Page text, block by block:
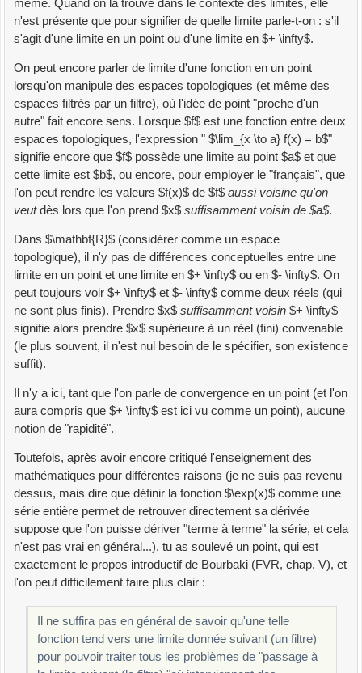
même. Quand on la trouve dans le contexte des limites, elle
n'est présente que pour signifier de quelle limite parle-t-on : s'il
s'agit d'une limite en un point ou d'une limite en $+ \infty$.
On peut encore parler de limite d'une fonction en un point
lorsqu'on manipule des espaces topologiques (et même des
espaces filtrés par un filtre), où l'idée de point "proche d'un
autre" fait encore sens. Lorsque $f$ est une fonction entre deux
espaces topologiques, l'expression " $\lim_{x \to a} f(x) = b$"
signifie encore que $f$ possède une limite au point $a$ et que
cette limite est $b$, ou encore, pour employer le "français", que
l'on peut rendre les valeurs $f(x)$ de $f$ aussi voisine qu'on
veutdès lors que l'on prend $x$ suffisamment voisin de $a$.
Dans $\mathbf{R}$ (considérer comme un espace
topologique), il n'y pas de différences conceptuelles entre une
limite en un point et une limite en $+ \infty$ ou en $- \infty$. On
peut toujours voir $+ \infty$ et $- \infty$ comme deux réels (qui
ne sont plus finis). Prendre $x$ suffisamment voisin $+ \infty$
signifie alors prendre $x$ supérieure à un réel (fini) convenable
(le plus souvent, il n'est nul besoin de le spécifier, son existence
suffit).
Il n'y a ici, tant que l'on parle de convergence en un point (et l'on
aura compris que $+ \infty$ est ici vu comme un point), aucune
notion de "rapidité".
Toutefois, après avoir encore critiqué l'enseignement des
mathématiques pour différentes raisons (je ne suis pas revenu
dessus, mais dire que définir la fonction $\exp(x)$ comme une
série entière permet de retrouver directement sa dérivée
suppose que l'on puisse dériver "terme à terme" la série, et cela
n'est pas vrai en général...), tu as soulevé un point, qui est
exactement le propos introductif de Bourbaki (FVR, chap. V), et
l'on peut difficilement faire plus clair :
Il ne suffira pas en général de savoir qu'une telle
fonction tend vers une limite donnée suivant (un filtre)
pour pouvoir traiter tous les problèmes de "passage à